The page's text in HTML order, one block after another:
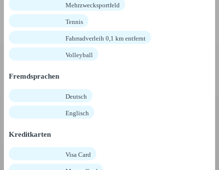
Mehrzwecksportfeld
Tennis
Fahrradverleih 0,1 km entfernt
Volleyball
Fremdsprachen
Deutsch
Englisch
Kreditkarten
Visa Card